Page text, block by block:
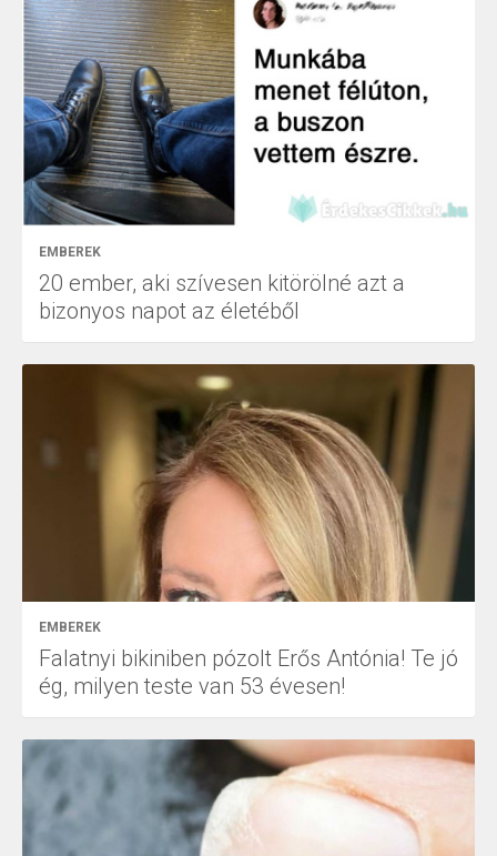
EMBEREK
20 ember, aki szívesen kitörölné azt a
bizonyos napot az életéből
EMBEREK
Falatnyi bikiniben pózolt Erős Antónia! Te jó
ég, milyen teste van 53 évesen!